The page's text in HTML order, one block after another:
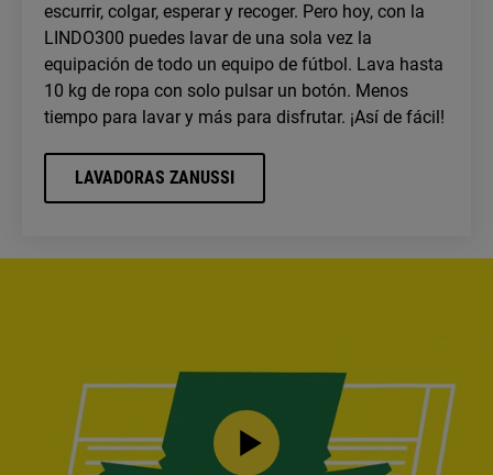
escurrir, colgar, esperar y recoger. Pero hoy, con la
LINDO300 puedes lavar de una sola vez la
equipación de todo un equipo de fútbol. Lava hasta
10 kg de ropa con solo pulsar un botón. Menos
tiempo para lavar y más para disfrutar. ¡Así de fácil!
LAVADORAS ZANUSSI